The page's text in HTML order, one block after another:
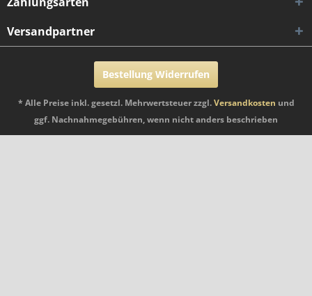
Versandpartner
Bestellung Widerrufen
* Alle Preise inkl. gesetzl. Mehrwertsteuer zzgl.Versandkosten und
ggf. Nachnahmegebühren, wenn nicht anders beschrieben